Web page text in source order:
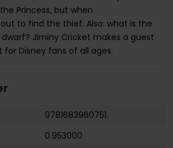
Princess, but when
to find the thief. Also: what is the
Jiminy Cricket makes a guest
Disney fans of all ages.
9781683960751
0.953000